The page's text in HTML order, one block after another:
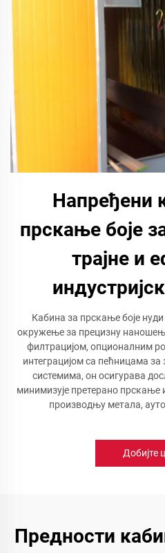
Напређени
прскање боје
трајне и
Кабина за прскање боје
окружење за прецизну
филтрацијом, опционалним
интеграцијом са пећницама
системима, он осигурава
минимизује претерано
производњу метала,
Добијте
Предности